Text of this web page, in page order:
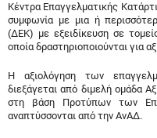
Κέντρα Επαγγελματικής
συμφωνία με μια ή
(ΔΕΚ) με εξειδίκευση σε
οποία δραστηριοποιούνται για
Η αξιολόγηση των
διεξάγεται από διμελή ομάδα
στη βάση Προτύπων των
αναπτύσσονται από την ΑνΑΔ.